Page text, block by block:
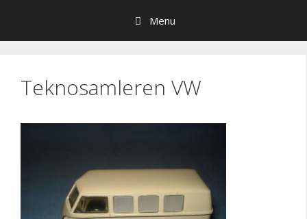
indhold
Menu
Teknosamleren VW